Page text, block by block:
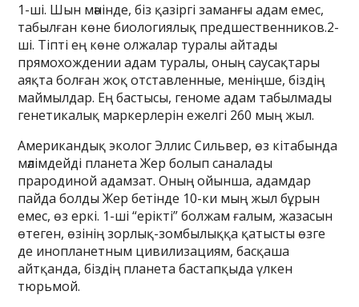
1-ші. Шын мәнінде, біз қазіргі заманғы адам емес,
табылған көне биологиялық предшественников.2-
ші. Тіпті ең көне олжалар туралы айтады
прямохождении адам туралы, оның саусақтары
аяқта болған жоқ отставленные, меніңше, біздің
маймылдар. Ең бастысы, геноме адам табылмады
генетикалық маркерлерін ежелгі 260 мың жыл.
Американдық эколог Эллис Сильвер, өз кітабында
мәлімдейді планета Жер болып саналады
прародиной адамзат. Оның ойынша, адамдар
пайда болды Жер бетінде 10-ки мың жыл бұрын
емес, өз еркі. 1-ші “ерікті” болжам ғалым, жазасын
өтеген, өзінің зорлық-зомбылыққа қатысты өзге
де инопланетным цивилизациям, басқаша
айтқанда, біздің планета бастапқыда үлкен
тюрьмой.